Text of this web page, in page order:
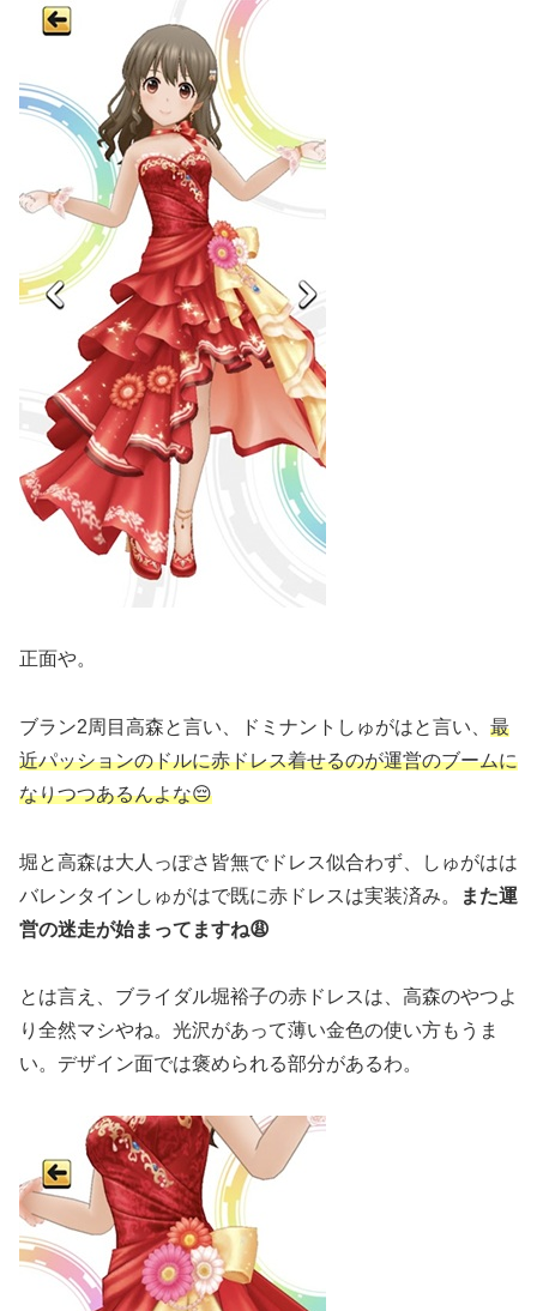
正面や。
ブラン2周目高森と言い、ドミナントしゅがはと言い、 最
近パッションのドルに赤ドレス着せるのが運営のブームに
なりつつあるんよな😔
堀と高森は大人っぽさ皆無でドレス似合わず、しゅがはは
バレンタインしゅがはで既に赤ドレスは実装済み。
また運
営の迷走が始まってますね😩
とは言え、ブライダル堀裕子の赤ドレスは、高森のやつよ
り全然マシやね。光沢があって薄い金色の使い方もうま
い。デザイン面では褒められる部分があるわ。